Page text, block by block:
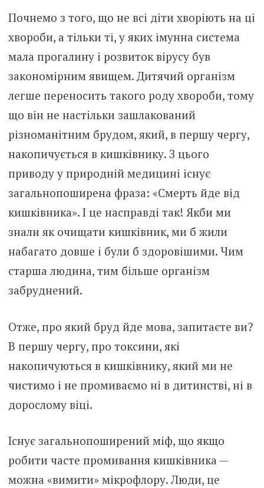
Почнемо з того, що не всі діти хворіють на ці
хвороби, а тільки ті, у яких імунна система
мала прогалину і розвиток вірусу був
закономірним явищем. Дитячий організм
легше переносить такого роду хвороби, тому
що він не настільки зашлакований
різноманітним брудом, який, в першу чергу,
накопичується в кишківнику. З цього
приводу у природній медицині існує
загальнопоширена фраза: «Смерть йде від
кишківника». І це насправді так! Якби ми
знали як очищати кишківник, ми б жили
набагато довше і були б здоровішими. Чим
старша людина, тим більше організм
забруднений.
Отже, про який бруд йде мова, запитаєте ви?
В першу чергу, про токсини, які
накопичуються в кишківнику, який ми не
чистимо і не промиваємо ні в дитинстві, ні в
дорослому віці.
Існує загальнопоширений міф, що якщо
робити часте промивання кишківника —
можна «вимити» мікрофлору. Люди, це